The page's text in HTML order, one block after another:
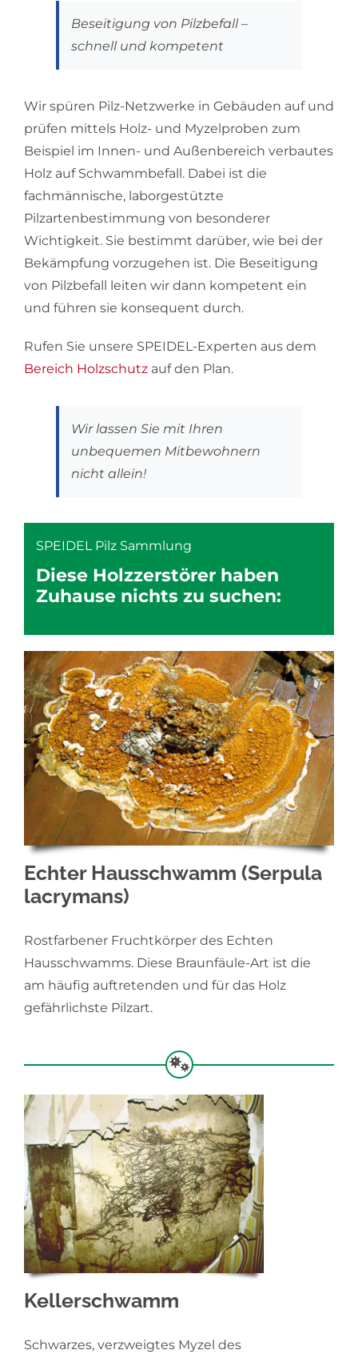
Beseitigung von Pilzbefall –
schnell und kompetent
Wir spüren Pilz-Netzwerke in Gebäuden auf und
prüfen mittels Holz- und Myzelproben zum
Beispiel im Innen- und Außenbereich verbautes
Holz auf Schwammbefall. Dabei ist die
fachmännische, laborgestützte
Pilzartenbestimmung von besonderer
Wichtigkeit. Sie bestimmt darüber, wie bei der
Bekämpfung vorzugehen ist. Die Beseitigung
von Pilzbefall leiten wir dann kompetent ein
und führen sie konsequent durch.
Rufen Sie unsere SPEIDEL-Experten aus dem
Bereich Holzschutzauf den Plan.
Wir lassen Sie mit Ihren
unbequemen Mitbewohnern
nicht allein!
SPEIDEL Pilz Sammlung
Diese Holzzerstörer haben
Zuhause nichts zu suchen:
Echter Hausschwamm (Serpula
lacrymans)
Rostfarbener Fruchtkörper des Echten
Hausschwamms. Diese Braunfäule-Art ist die
am häufig auftretenden und für das Holz
gefährlichste Pilzart.
Kellerschwamm
Schwarzes, verzweigtes Myzel des